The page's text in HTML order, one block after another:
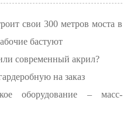
свои 300 метров моста в
бастуют
современный акрил?
на заказ
оборудование – масс-